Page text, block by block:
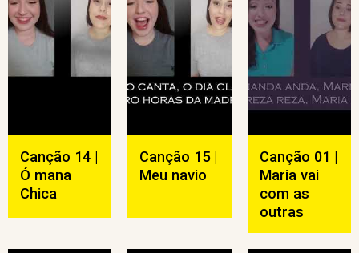
Canção 14 |
Ó mana
Chica
Canção 15 |
Meu navio
Canção 01 |
Maria vai
com as
outras